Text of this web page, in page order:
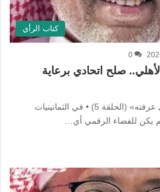
كتاب الرأي
0
صلح اتحادي برعاية
«عبدالله الفيصل .. الرمز الذي عرفته» (الحلقة 5) • في الثمانينيات
يكن للفضاء الرقمي أي…